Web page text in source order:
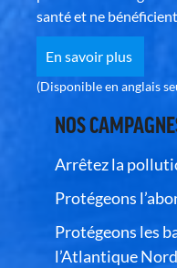
santé et ne
En savoir plus
(Disponible en anglais
NOS
Arrêtez la
Protégeons
Protégeons les
l’Atlantique Nord